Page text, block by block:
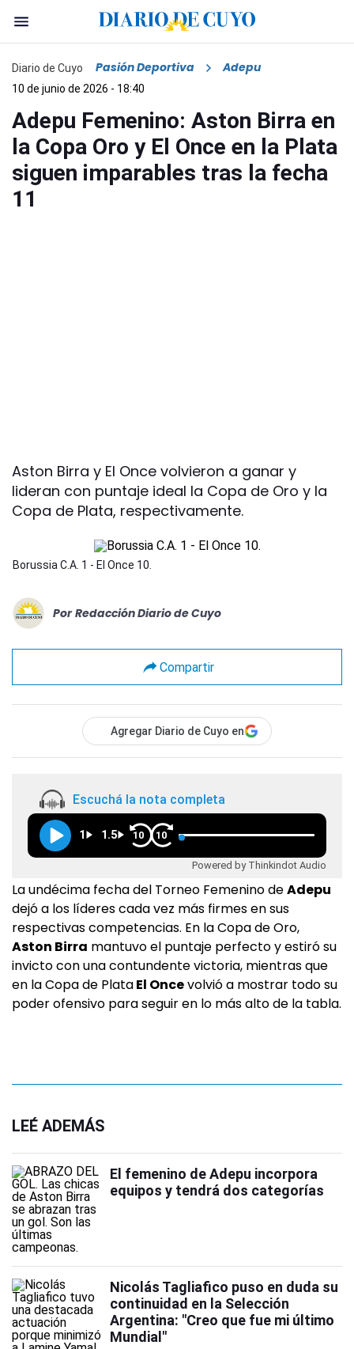
Diario de Cuyo Pasión Deportiva Adepu
10 de junio de 2026 - 18:40
Adepu Femenino: Aston Birra en
la Copa Oro y El Once en la Plata
siguen imparables tras la fecha
11
Aston Birra y El Once volvieron a ganar y
lideran con puntaje ideal la Copa de Oro y la
Copa de Plata, respectivamente.
Borussia C.A. 1 - El Once 10.
Por Redacción Diario de Cuyo
Compartir
Agregar Diario de Cuyo en
Escuchá la nota completa
1 1.5 10 10
Powered by Thinkindot Audio
La undécima fecha del Torneo Femenino deAdepu
dejó a los líderes cada vez más firmes en sus
respectivas competencias. En la Copa de Oro,
Aston Birra mantuvo el puntaje perfecto y estiró su
invicto con una contundente victoria, mientras que
en la Copa de PlataEl Oncevolvió a mostrar todo su
poder ofensivo para seguir en lo más alto de la tabla.
LEÉ ADEMÁS
El femenino de Adepu incorpora
equipos y tendrá dos categorías
Nicolás Tagliafico puso en duda su
continuidad en la Selección
Argentina: "Creo que fue mi último
Mundial"